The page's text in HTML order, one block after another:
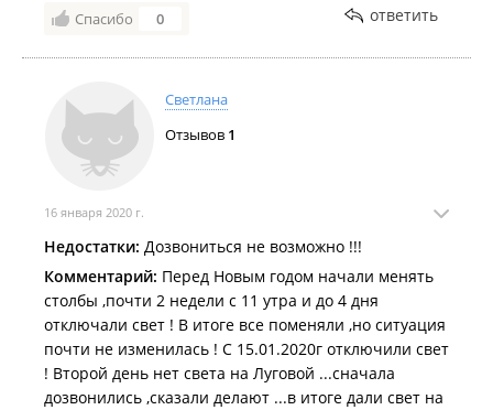
Спасибо 0 ответить
Светлана
Отзывов 1
16 января 2020 г.
Недостатки: Дозвониться не возможно !!!
Комментарий: Перед Новым годом начали менять
столбы ,почти 2 недели с 11 утра и до 4 дня
отключали свет ! В итоге все поменяли ,но ситуация
почти не изменилась ! С 15.01.2020г отключили свет
! Второй день нет света на Луговой ...сначала
дозвонились ,сказали делают ...в итоге дали свет на